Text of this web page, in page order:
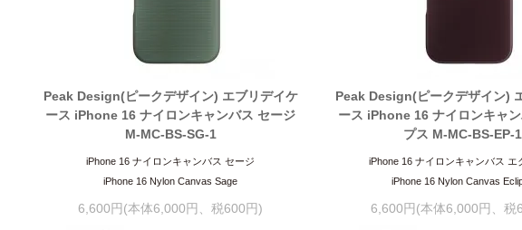
Peak Design(ピークデザイン) エブリデイケ
ース iPhone 16 ナイロンキャンバス セージ
M-MC-BS-SG-1
iPhone 16 ナイロンキャンバス セージ
iPhone 16 Nylon Canvas Sage
6,600円(本体6,000円、税600円)
Peak Design(ピークデザイン)
ース iPhone 16 ナイロンキャン
プス M-MC-BS-EP-1
iPhone 16 ナイロンキャンバス エ
iPhone 16 Nylon Canvas
6,600円(本体6,000円、税